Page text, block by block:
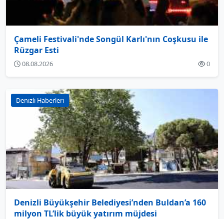
Çameli Festivali'nde Songül Karlı'nın Coşkusu ile
Rüzgar Esti
08.08.2026 0
Denizli Haberleri
Denizli Büyükşehir Belediyesi’nden Buldan’a 160
milyon TL’lik büyük yatırım müjdesi